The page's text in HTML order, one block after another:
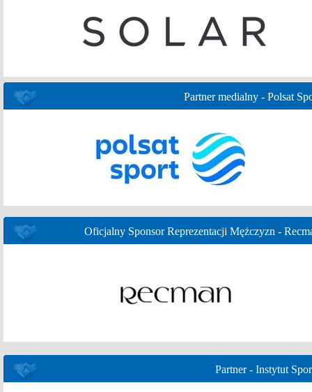
Partner medialny - Polsat
Oficjalny Sponsor Reprezentacji Mężczyzn -
Partner - Instytut